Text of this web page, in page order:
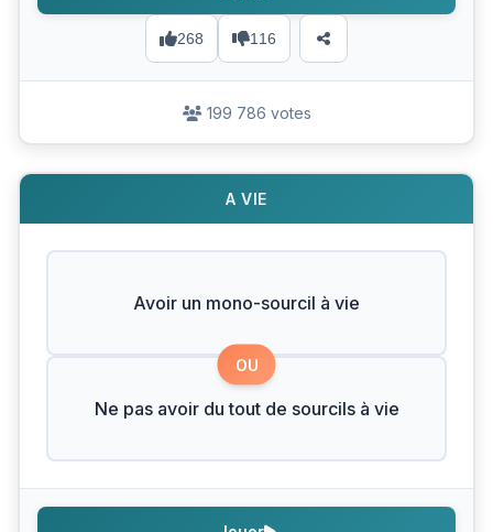
268 116
199 786 votes
A VIE
Avoir un mono-sourcil à vie
OU
Ne pas avoir du tout de sourcils à vie